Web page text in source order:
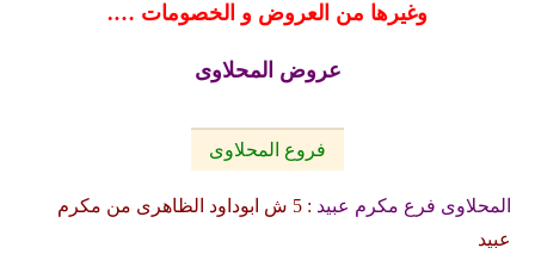
وغيرها من العروض و الخصومات ….
عروض المحلاوى
فروع المحلاوى
المحلاوى فرع مكرم عبيد
: 5 ش ابوداود الظاهرى من مكرم
عبيد